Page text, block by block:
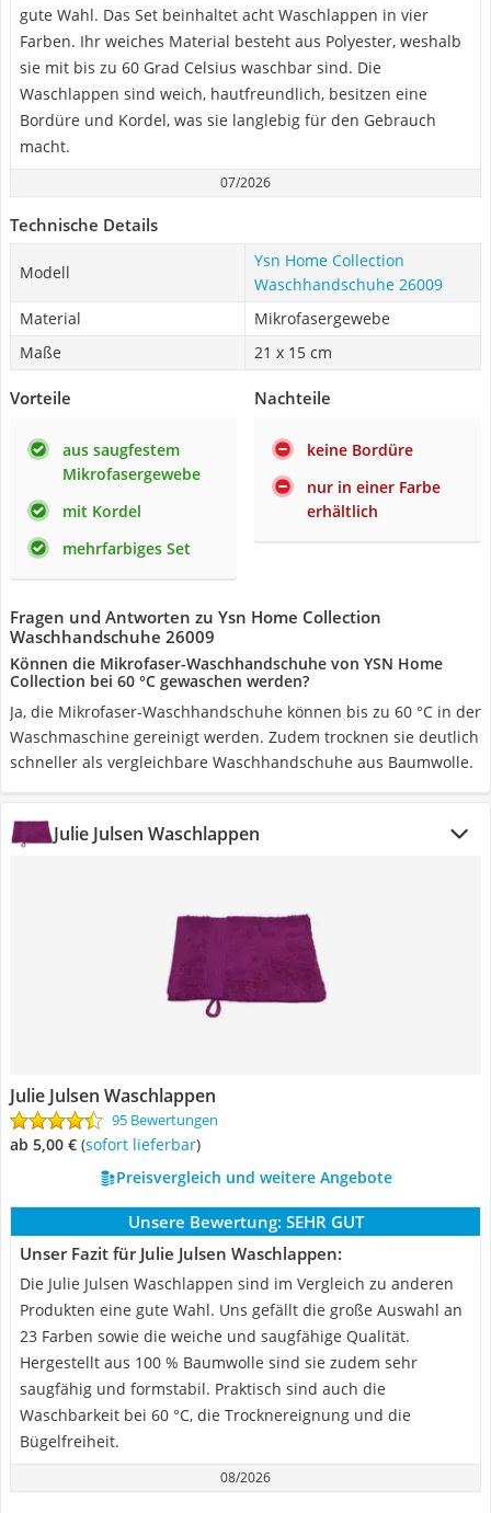
gute Wahl. Das Set beinhaltet acht Waschlappen in vier
Farben. Ihr weiches Material besteht aus Polyester, weshalb
sie mit bis zu 60 Grad Celsius waschbar sind. Die
Waschlappen sind weich, hautfreundlich, besitzen eine
Bordüre und Kordel, was sie langlebig für den Gebrauch
macht.
07/2026
Technische Details
Modell
Ysn Home Collection
Waschhandschuhe 26009
Material
Mikrofasergewebe
Maße
21 x 15 cm
Vorteile
aus saugfestem
Mikrofasergewebe
mit Kordel
mehrfarbiges Set
Nachteile
keine Bordüre
nur in einer Farbe
erhältlich
Fragen und Antworten zu Ysn Home Collection
Waschhandschuhe 26009
Können die Mikrofaser-Waschhandschuhe von YSN Home
Collection bei 60 °C gewaschen werden?
Ja, die Mikrofaser-Waschhandschuhe können bis zu 60 °C in der
Waschmaschine gereinigt werden. Zudem trocknen sie deutlich
schneller als vergleichbare Waschhandschuhe aus Baumwolle.
Julie Julsen Waschlappen
Julie Julsen Waschlappen
95 Bewertungen
ab 5,00 € ( Sofort lieferbar)
Preisvergleich und weitere Angebote
Unsere Bewertung: SEHR GUT
Unser Fazit für Julie Julsen Waschlappen:
Die Julie Julsen Waschlappen sind im Vergleich zu anderen
Produkten eine gute Wahl. Uns gefällt die große Auswahl an
23 Farben sowie die weiche und saugfähige Qualität.
Hergestellt aus 100 % Baumwolle sind sie zudem sehr
saugfähig und formstabil. Praktisch sind auch die
Waschbarkeit bei 60 °C, die Trocknereignung und die
Bügelfreiheit.
08/2026